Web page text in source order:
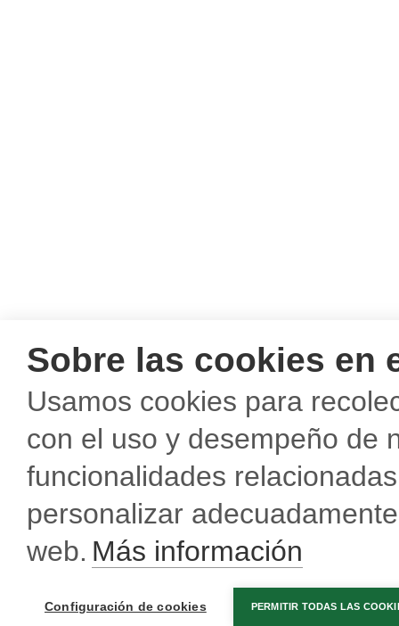
Sobre las cookies en
Usamos cookies para
con el uso y desempeño de
funcionalidades
personalizar
web. Más información
Configuración de cookies PERMITIR TODAS LAS